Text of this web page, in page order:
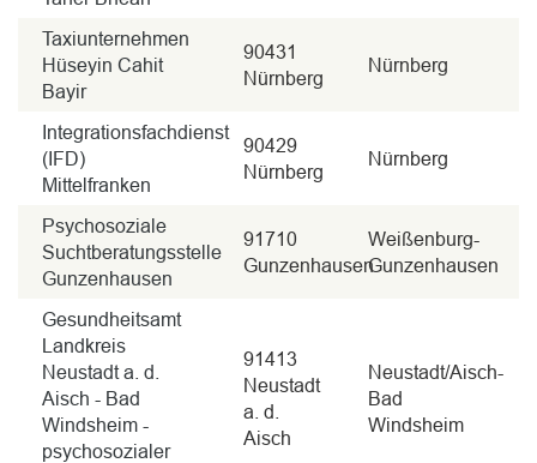
Taxiunternehmen
Hüseyin Cahit
Bayir
90431
Nürnberg
Nürnberg
Integrationsfachdienst
(IFD)
Mittelfranken
90429
Nürnberg
Nürnberg
Psychosoziale
Suchtberatungsstelle
Gunzenhausen
91710
Gunzenhausen
Weißenburg-
Gunzenhausen
Gesundheitsamt
Landkreis
Neustadt a. d.
Aisch - Bad
Windsheim -
psychosozialer
91413
Neustadt
a. d.
Aisch
Neustadt/Aisch-
Bad
Windsheim